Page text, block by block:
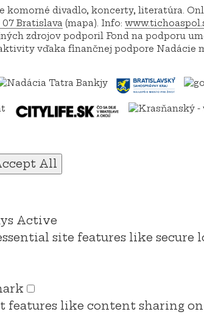
komorné divadlo, koncerty, literatúra.
07 Bratislava (mapa). Info:
zdrojov podporil Fond na podporu
vďaka finančnej podpore Nadácie
All
Active
site features like
features like content sharing